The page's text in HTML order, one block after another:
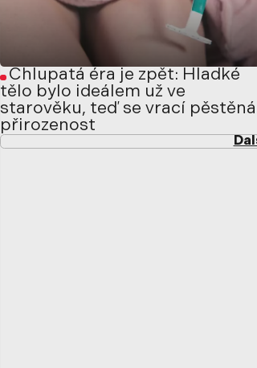
Chlupatá éra je zpět: Hladké
tělo bylo ideálem už ve
starověku, teď se vrací pěstěná
přirozenost